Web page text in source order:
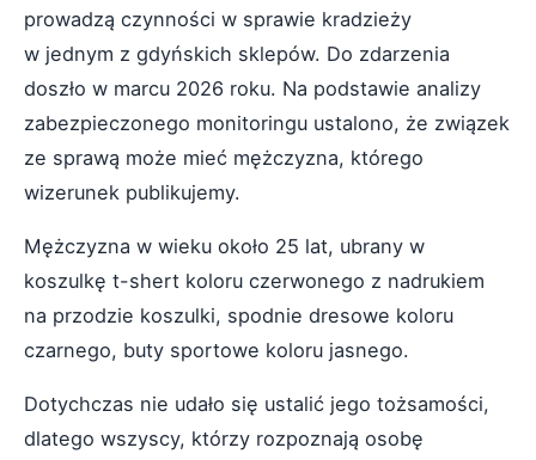
prowadzą czynności w sprawie kradzieży
w jednym z gdyńskich sklepów. Do zdarzenia
doszło w marcu 2026 roku. Na podstawie analizy
zabezpieczonego monitoringu ustalono, że związek
ze sprawą może mieć mężczyzna, którego
wizerunek publikujemy.
Mężczyzna w wieku około 25 lat, ubrany w
koszulkę t-shert koloru czerwonego z nadrukiem
na przodzie koszulki, spodnie dresowe koloru
czarnego, buty sportowe koloru jasnego.
Dotychczas nie udało się ustalić jego tożsamości,
dlatego wszyscy, którzy rozpoznają osobę